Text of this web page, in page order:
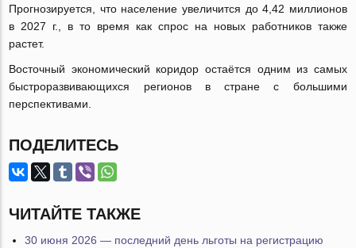
Прогнозируется, что население увеличится до 4,42 миллионов
в 2027 г., в то время как спрос на новых работников также
растет.
Восточный экономический коридор остаётся одним из самых
быстроразвивающихся регионов в стране с большими
перспективами.
ПОДЕЛИТЕСЬ
ЧИТАЙТЕ ТАКЖЕ
30 июня 2026 — последний день льготы на регистрацию